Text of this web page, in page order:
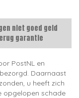
niet goed geld
garantie
PostNL en
Daarnaast
u heeft zich
opgelopen schade